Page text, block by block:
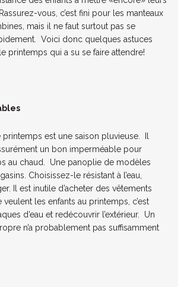
vous, c’est fini pour les manteaux
mais il ne faut surtout pas se
Voici donc quelques astuces
printemps qui a su se faire attendre!
printemps est une saison pluvieuse. Il
un bon imperméable pour
au chaud. Une panoplie de modèles
Choisissez-le résistant à l’eau,
Il est inutile d’acheter des vêtements
les enfants au printemps, c’est
d’eau et redécouvrir l’extérieur. Un
n’a probablement pas suffisamment